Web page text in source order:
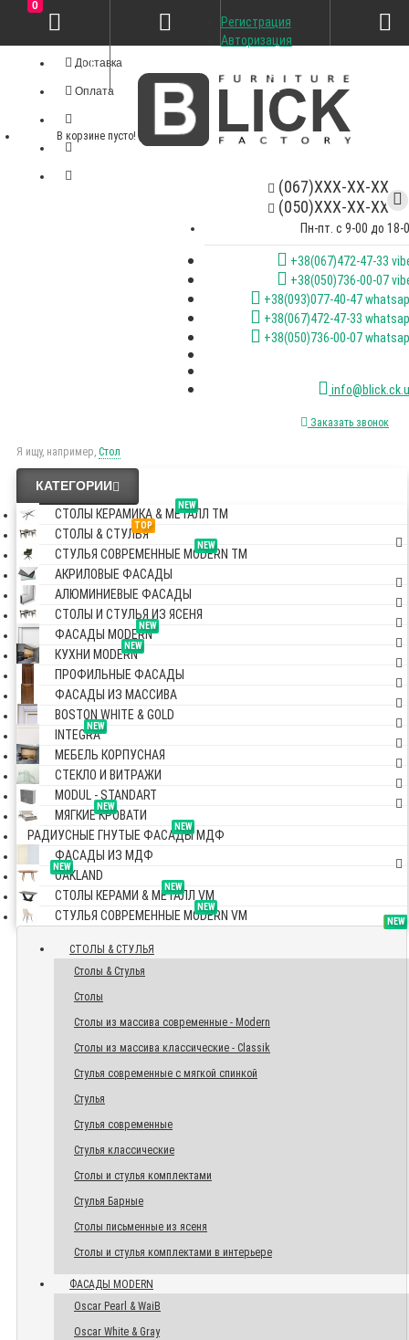
Доставка
Оплата
(067)XXX-XX-XX
(050)XXX-XX-XX
Пн-пт. с 9-00 до 18-
+38(067)472-47-33
+38(050)736-00-07
+38(093)077-40-47
+38(067)472-47-33
+38(050)736-00-07
Заказать звонок
Я ищу, например, Стол
Регистрация
Авторизация
0
В корзине пусто!
КАТЕГОРИИ
NEW
СТОЛЫ КЕРАМИКА & МЕТАЛЛ TM
TOP
СТОЛЫ & СТУЛЬЯ
NEW
СТУЛЬЯ СОВРЕМЕННЫЕ MODERN TM
АКРИЛОВЫЕ ФАСАДЫ
АЛЮМИНИЕВЫЕ ФАСАДЫ
СТОЛЫ И СТУЛЬЯ ИЗ ЯСЕНЯ
NEW
ФАСАДЫ MODERN
NEW
КУХНИ MODERN
ПРОФИЛЬНЫЕ ФАСАДЫ
ФАСАДЫ ИЗ МАССИВА
BOSTON WHITE & GOLD
NEW
INTEGRA
МЕБЕЛЬ КОРПУСНАЯ
СТЕКЛО И ВИТРАЖИ
MODUL - STANDART
NEW
МЯГКИЕ КРОВАТИ
NEW
РАДИУСНЫЕ ГНУТЫЕ ФАСАДЫ МДФ
ФАСАДЫ ИЗ МДФ
NEW
OAKLAND
NEW
СТОЛЫ КЕРАМИ & МЕТАЛЛ VM
NEW
СТУЛЬЯ СОВРЕМЕННЫЕ MODERN VM TOP
СТОЛЫ & СТУЛЬЯ
Столы & Стулья
Столы
Столы из массива современные - Modern
Столы из массива классические - Classik
Стулья современные с мягкой спинкой
Стулья
Стулья современные
Стулья классические
Столы и стулья комплектами
Стулья Барные
Столы письменные из ясеня
Столы и стулья комплектами в интерьере
NEW
ФАСАДЫ MODERN
Oscar Pearl & WaiB
Oscar White & Gray
NEW
NEW